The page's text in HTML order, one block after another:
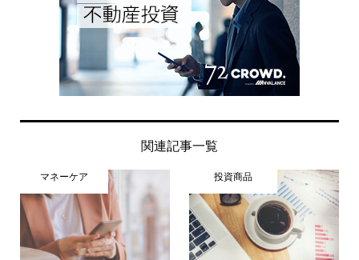
関連記事一覧
マネーケア 投資商品